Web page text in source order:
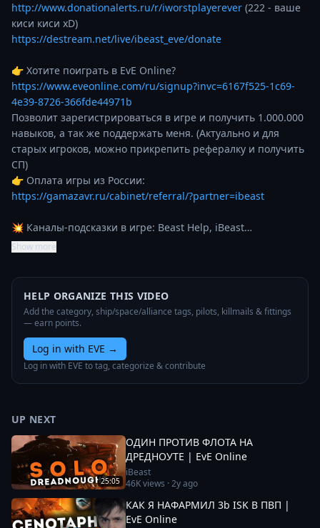
http://www.donationalerts.ru/r/iworstplayerever (222 - ваше
https://destream.net/live/ibeast_eve/donate
https://www.eveonline.com/ru/signup?invc=6167f525-1c69-
4e39-8726-366fde44971b
Позволит зарегистрироваться в игре и получить 1.000.000
навыков, а так же поддержать меня. (Актуально и для
старых игроков, можно прикрепить рефералку и получить
СП)
https://gamazavr.ru/cabinet/referral/?partner=ibeast
💥 Каналы-подсказки в игре: Beast Help, iBeast…
Show more
HELP ORGANIZE THIS VIDEO
Add the category, ship/space/alliance tags, pilots, killmails & fittings
— earn points.
Log in with EVE →
Log in with EVE to tag, categorize & contribute
UP NEXT
25:05
ОДИН ПРОТИВ ФЛОТА НА
ДРЕДНОУТЕ | EvE Online
iBeast
46Kviews ·2y ago
КАК Я НАФАРМИЛ 3b ISK В ПВП |
EvE Online